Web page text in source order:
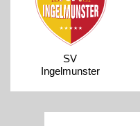
SV
Ingelmunster